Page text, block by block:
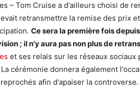
– Tom Cruise a d'ailleurs choisi de
retransmettre la remise des prix
Ce sera la première fois
; il n'y aura pas non plus de
et ses relais sur les réseaux
cérémonie donnera également
afin d'apaiser la controverse.